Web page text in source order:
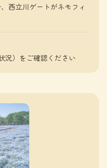
西立川ゲートがネモフィ
況）をご確認ください